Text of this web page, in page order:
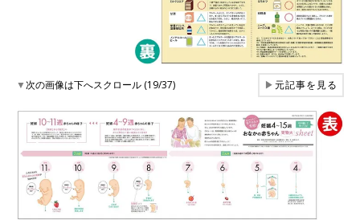
▼次の画像は下へスクロール (19/37) ▶元記事を見る